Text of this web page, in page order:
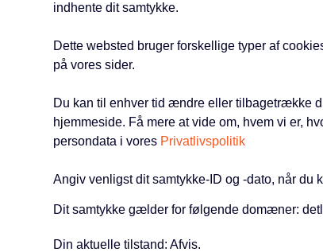
indhente dit samtykke.
Dette websted bruger forskellige typer af
på vores sider.
Du kan til enhver tid ændre eller tilbagetrække
hjemmeside. Få mere at vide om, hvem vi er,
persondata i vores Privatlivspolitik
Angiv venligst dit samtykke-ID og -dato, når du
Dit samtykke gælder for følgende domæner:
Din aktuelle tilstand: Afvis.